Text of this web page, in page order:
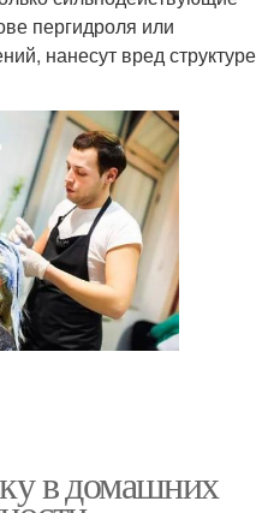
пергидроля или
нанесут вред структуре
в домашних